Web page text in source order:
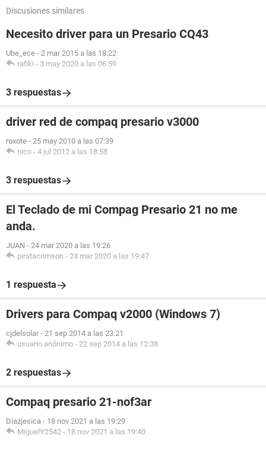
Discusiones similares
Necesito driver para un Presario CQ43
Ube_ece - 2 mar 2015 a las 18:22
rafiki - 3 may 2020 a las 06:59
3 respuestas
driver red de compaq presario v3000
roxote - 25 may 2010 a las 07:39
nico - 4 jul 2012 a las 18:58
3 respuestas
El Teclado de mi Compag Presario 21 no me
anda.
JUAN - 24 mar 2020 a las 19:26
piratacrimson - 24 mar 2020 a las 19:47
1 respuesta
Drivers para Compaq v2000 (Windows 7)
cjdelsolar - 21 sep 2014 a las 23:21
usuario anónimo - 22 sep 2014 a las 12:38
2 respuestas
Compaq presario 21-nof3ar
Diazjesica - 18 nov 2021 a las 19:29
MiguelY2542 - 18 nov 2021 a las 19:40